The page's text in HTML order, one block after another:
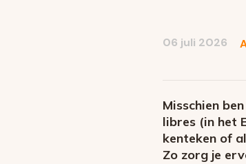
mail
06 juli 2026
Misschien
libres (in het
kenteken of
Zo zorg je